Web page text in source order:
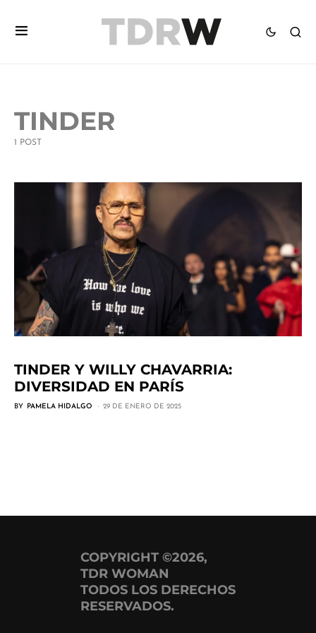
TINDER
1 POST
TINDER Y WILLY CHAVARRIA:
DIVERSIDAD EN PARÍS
BY PAMELA HIDALGO 29 DE ENERO DE 2025
COPYRIGHT ©2026,
TDR WOMAN
TODOS LOS DERECHOS
RESERVADOS.